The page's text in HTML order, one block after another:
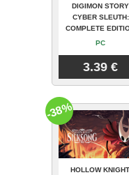
DIGIMON STORY
CYBER SLEUTH:
COMPLETE
PC
3.39 €
HOLLOW
-38%